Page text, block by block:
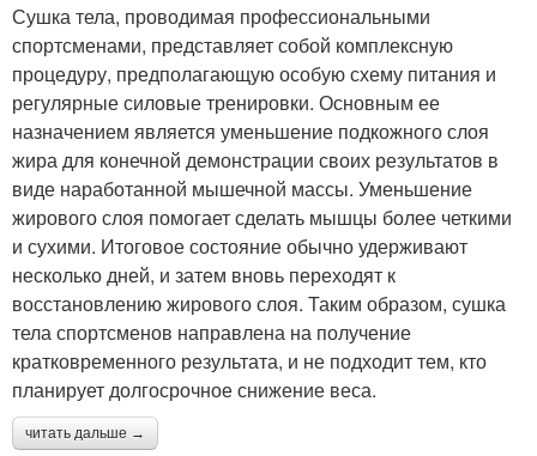
Сушка тела, проводимая профессиональными
спортсменами, представляет собой комплексную
процедуру, предполагающую особую схему питания и
регулярные силовые тренировки. Основным ее
назначением является уменьшение подкожного слоя
жира для конечной демонстрации своих результатов в
виде наработанной мышечной массы. Уменьшение
жирового слоя помогает сделать мышцы более четкими
и сухими. Итоговое состояние обычно удерживают
несколько дней, и затем вновь переходят к
восстановлению жирового слоя. Таким образом, сушка
тела спортсменов направлена на получение
кратковременного результата, и не подходит тем, кто
планирует долгосрочное снижение веса.
читать дальше →